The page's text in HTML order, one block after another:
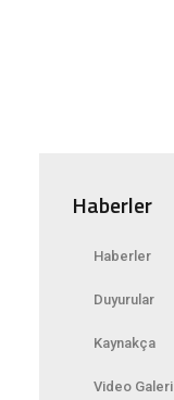
Haberler
Haberler
Duyurular
Kaynakça
Video Galeri